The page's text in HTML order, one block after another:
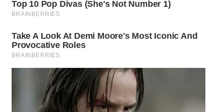
WN
INDRAMAYU
WN
KUNINGAN
MAJALENGKA